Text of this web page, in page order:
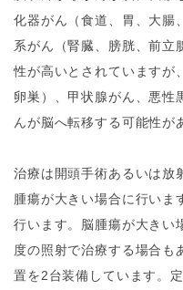
化器がん（食道、胃、大腸
系がん（腎臓、膀胱、前立
性が高いとされていますが
卵巣）、甲状腺がん、悪性
んが脳へ転移する可能性が
治療は開頭手術あるいは放
腫瘍が大きい場合に行いま
行います。脳腫瘍が大きい
度の照射で治療する場合も
置を2台装備しています。